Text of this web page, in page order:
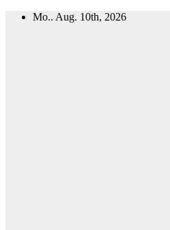
Zum
Mo.. Aug. 10th, 2026